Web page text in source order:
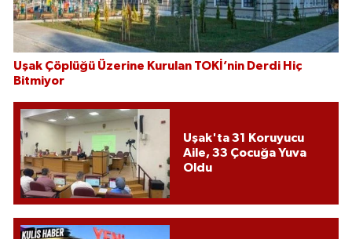
Uşak Çöplüğü Üzerine Kurulan TOKİ’nin Derdi Hiç
Bitmiyor
Uşak'ta 31 Koruyucu
Aile, 33 Çocuğa Yuva
Oldu